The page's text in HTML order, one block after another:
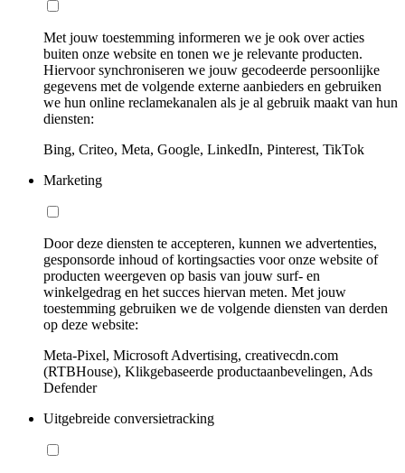
Met jouw toestemming informeren we je ook over acties
buiten onze website en tonen we je relevante producten.
Hiervoor synchroniseren we jouw gecodeerde persoonlijke
gegevens met de volgende externe aanbieders en gebruiken
we hun online reclamekanalen als je al gebruik maakt van hun
diensten:
Bing, Criteo, Meta, Google, LinkedIn, Pinterest, TikTok
Marketing
Door deze diensten te accepteren, kunnen we advertenties,
gesponsorde inhoud of kortingsacties voor onze website of
producten weergeven op basis van jouw surf- en
winkelgedrag en het succes hiervan meten. Met jouw
toestemming gebruiken we de volgende diensten van derden
op deze website:
Meta-Pixel, Microsoft Advertising, creativecdn.com
(RTBHouse), Klikgebaseerde productaanbevelingen, Ads
Defender
Uitgebreide conversietracking